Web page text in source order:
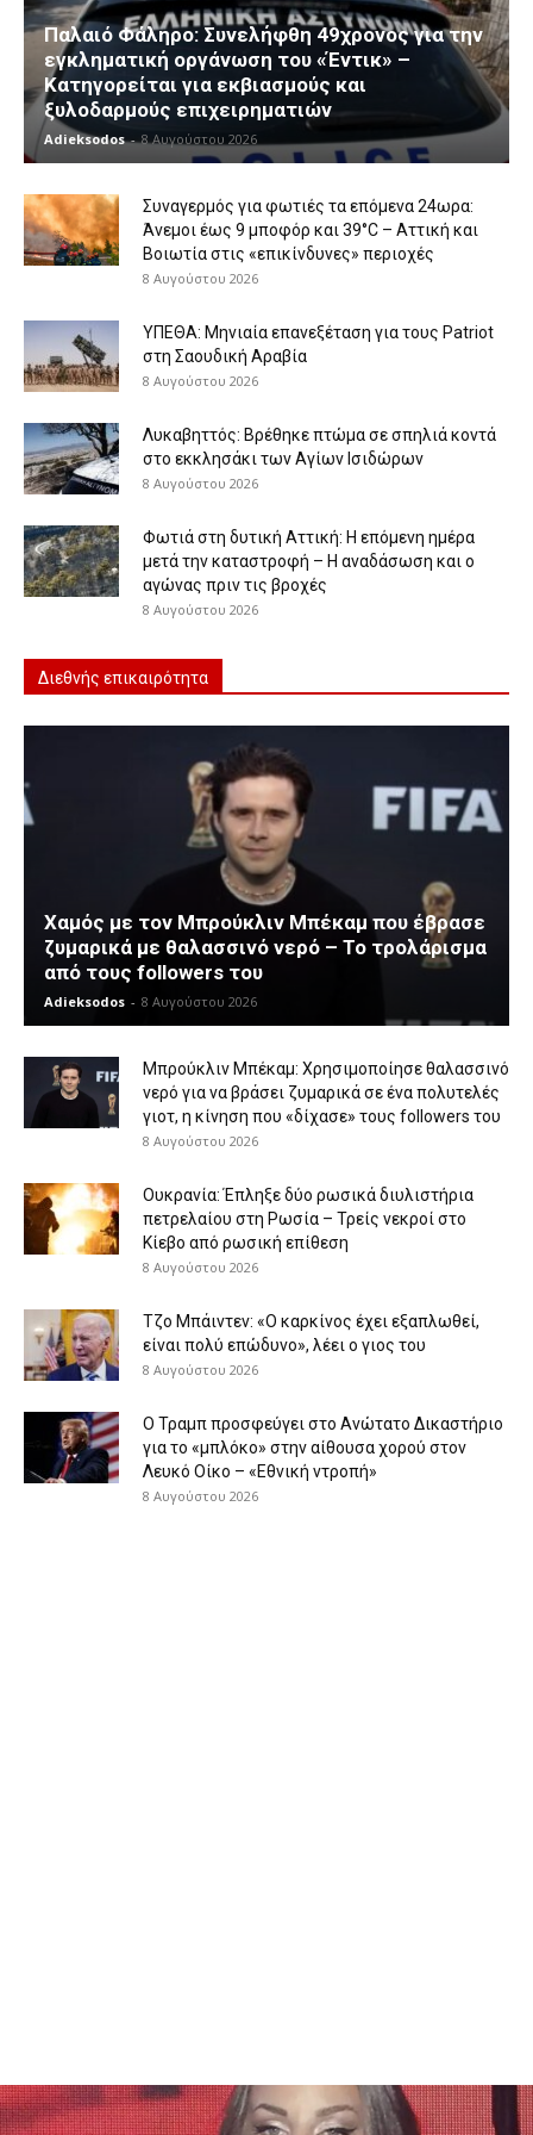
Παλαιό Φάληρο: Συνελήφθη 49χρονος για την
εγκληματική οργάνωση του «Έντικ» –
Κατηγορείται για εκβιασμούς και
ξυλοδαρμούς επιχειρηματιών
Adieksodos - 8 Αυγούστου 2026
Συναγερμός για φωτιές τα επόμενα 24ωρα:
Άνεμοι έως 9 μποφόρ και 39°C – Αττική και
Βοιωτία στις «επικίνδυνες» περιοχές
8 Αυγούστου 2026
ΥΠΕΘΑ: Μηνιαία επανεξέταση για τους Patriot
στη Σαουδική Αραβία
8 Αυγούστου 2026
Λυκαβηττός: Βρέθηκε πτώμα σε σπηλιά κοντά
στο εκκλησάκι των Αγίων Ισιδώρων
8 Αυγούστου 2026
Φωτιά στη δυτική Αττική: Η επόμενη ημέρα
μετά την καταστροφή – Η αναδάσωση και ο
αγώνας πριν τις βροχές
8 Αυγούστου 2026
Διεθνής επικαιρότητα
Χαμός με τον Μπρούκλιν Μπέκαμ που έβρασε
ζυμαρικά με θαλασσινό νερό – Το τρολάρισμα
από τους followers του
Adieksodos - 8 Αυγούστου 2026
Μπρούκλιν Μπέκαμ: Χρησιμοποίησε θαλασσινό
νερό για να βράσει ζυμαρικά σε ένα πολυτελές
γιοτ, η κίνηση που «δίχασε» τους followers του
8 Αυγούστου 2026
Ουκρανία: Έπληξε δύο ρωσικά διυλιστήρια
πετρελαίου στη Ρωσία – Τρείς νεκροί στο
Κίεβο από ρωσική επίθεση
8 Αυγούστου 2026
Τζο Μπάιντεν: «Ο καρκίνος έχει εξαπλωθεί,
είναι πολύ επώδυνο», λέει ο γιος του
8 Αυγούστου 2026
Ο Τραμπ προσφεύγει στο Ανώτατο Δικαστήριο
για το «μπλόκο» στην αίθουσα χορού στον
Λευκό Οίκο – «Εθνική ντροπή»
8 Αυγούστου 2026